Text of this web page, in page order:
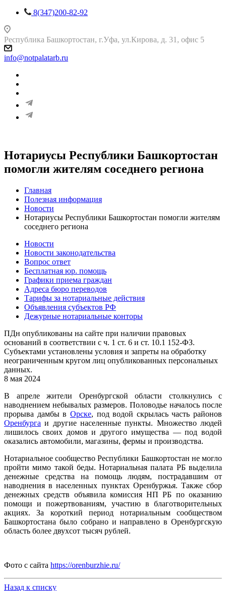
8(347)200-82-92
Республика Башкортостан, г.Уфа, ул.Кирова, д. 31, офис 5
info@notpalatarb.ru
Нотариусы Республики Башкортостан
помогли жителям соседнего региона
Главная
Полезная информация
Новости
Нотариусы Республики Башкортостан помогли жителям
соседнего региона
Новости
Новости законодательства
Вопрос ответ
Бесплатная юр. помощь
Графики приема граждан
Адреса бюро переводов
Тарифы за нотариальные действия
Объявления субъектов РФ
Дежурные нотариальные конторы
ПДн опубликованы на сайте при наличии правовых
оснований в соответствии с ч. 1 ст. 6 и ст. 10.1 152-ФЗ.
Субъектами установлены условия и запреты на обработку
неограниченным кругом лиц опубликованных персональных
данных.
8 мая 2024
В апреле жители Оренбургской области столкнулись с
наводнением небывалых размеров. Половодье началось после
прорыва дамбы в Орске, под водой скрылась часть районов
Оренбурга и другие населенные пункты. Множество людей
лишилось своих домов и другого имущества — под водой
оказались автомобили, магазины, фермы и производства.
Нотариальное сообщество Республики Башкортостан не могло
пройти мимо такой беды. Нотариальная палата РБ выделила
денежные средства на помощь людям, пострадавшим от
наводнения в населенных пунктах Оренбуржья. Также сбор
денежных средств объявила комиссия НП РБ по оказанию
помощи и пожертвованиям, участию в благотворительных
акциях. За короткий период нотариальным сообществом
Башкортостана было собрано и направлено в Оренбургскую
область более двухсот тысяч рублей.
Фото с сайта https://orenburzhie.ru/
Назад к списку